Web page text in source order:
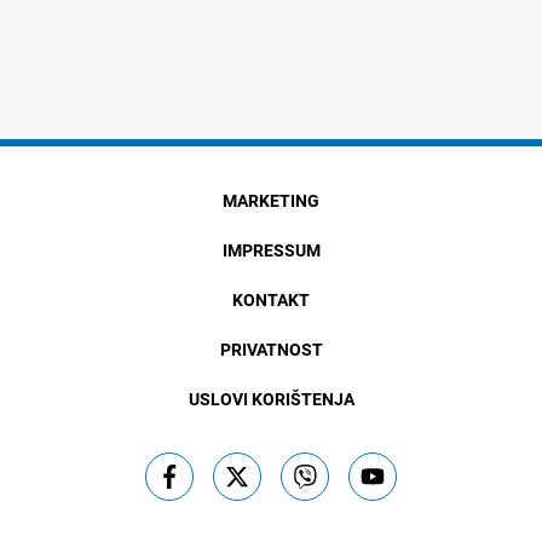
MARKETING
IMPRESSUM
KONTAKT
PRIVATNOST
USLOVI KORIŠTENJA